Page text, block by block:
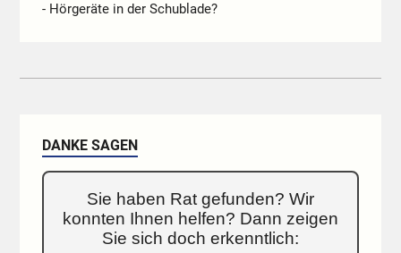
- Hörgeräte in der Schublade?
DANKE SAGEN
Sie haben Rat gefunden? Wir
konnten Ihnen helfen? Dann zeigen
Sie sich doch erkenntlich: